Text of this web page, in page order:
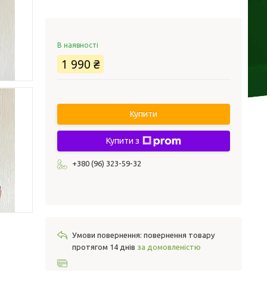
В наявності
1 990 ₴
Купити
Купити з
+380 (96) 323-59-32
повернення товару
протягом 14 днів за домовленістю